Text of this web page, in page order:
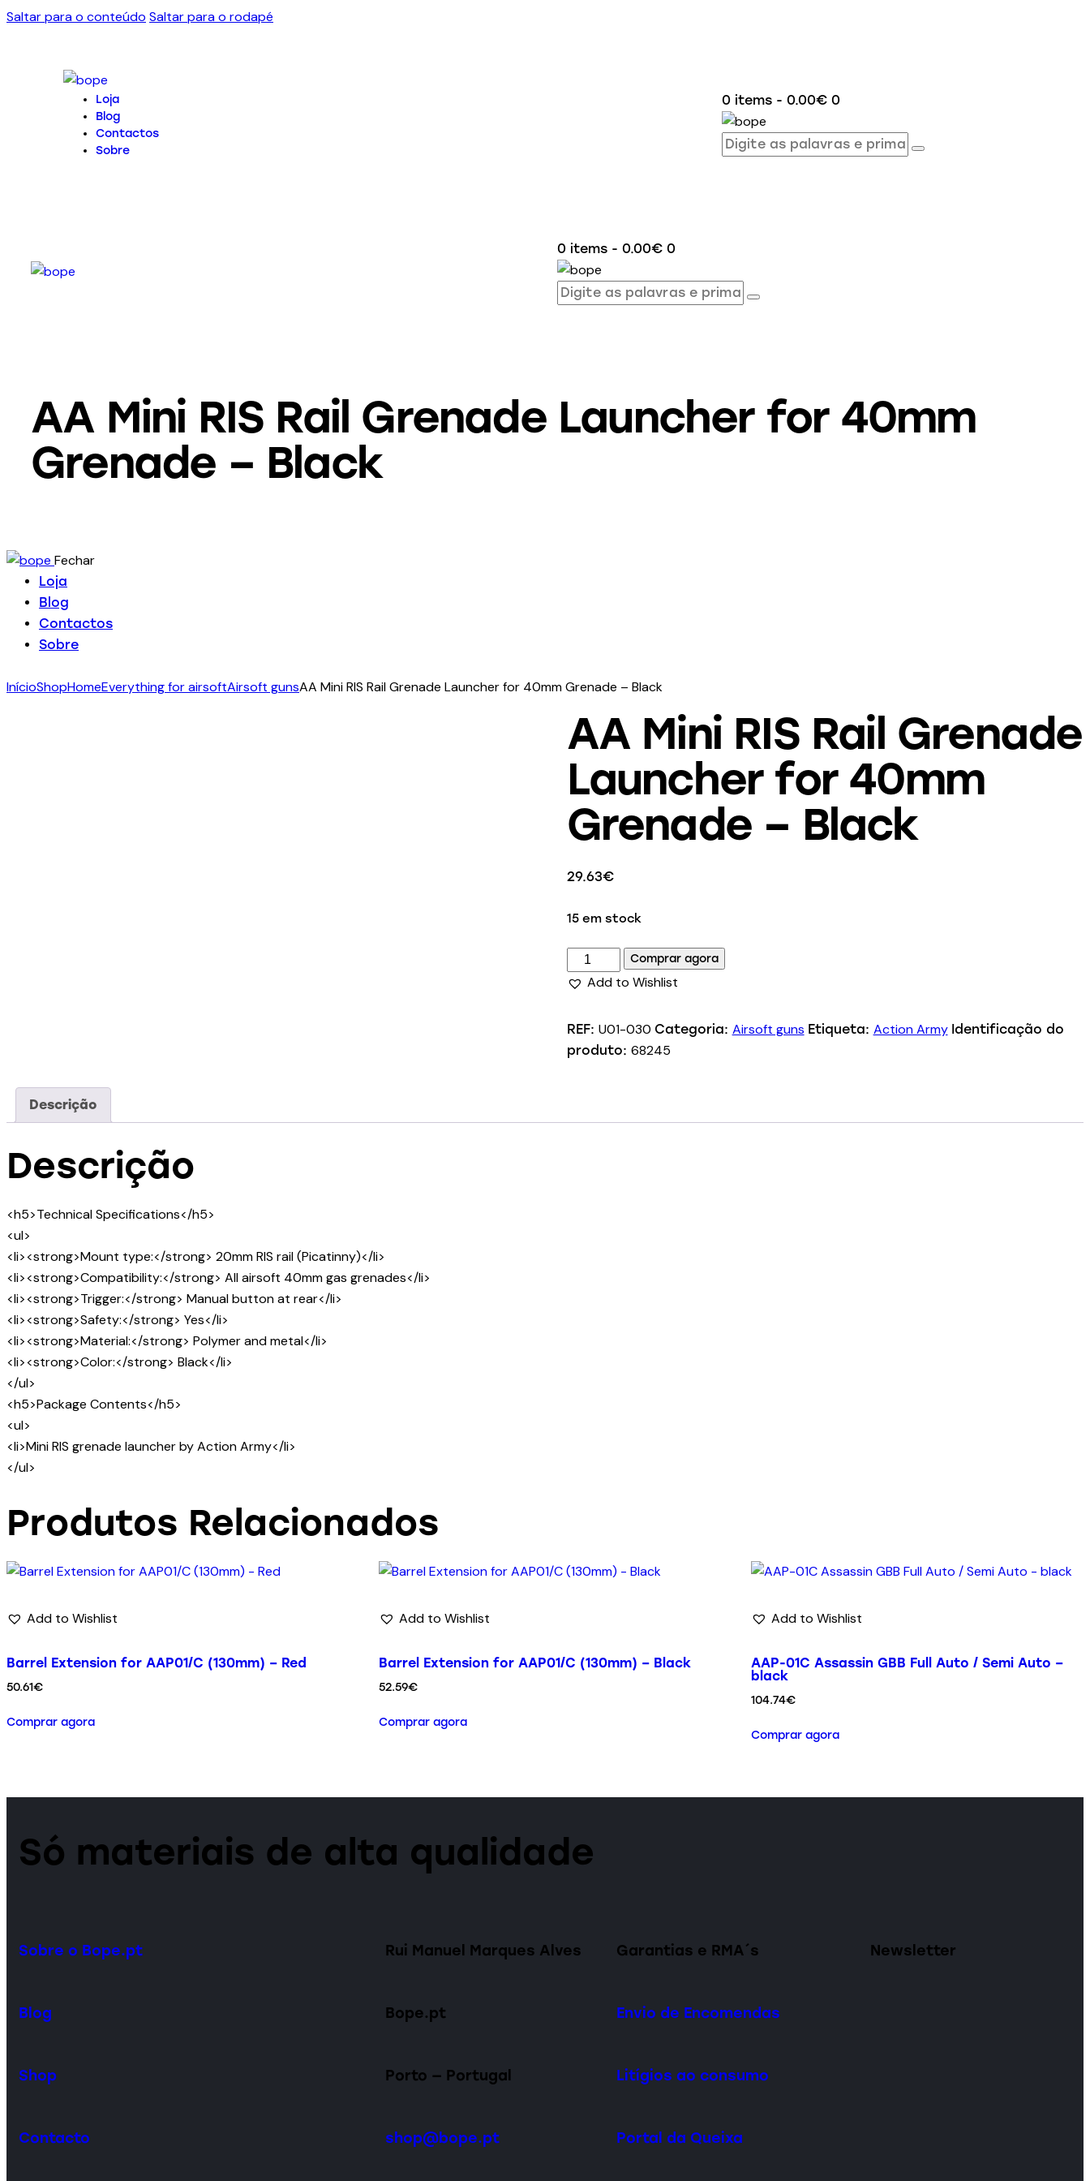
Saltar para o conteúdo Saltar para o rodapé
Loja
Blog
Contactos
Sobre
0 items - 0.00€ 0
0 items - 0.00€ 0
AA Mini RIS Rail Grenade Launcher for 40mm
Grenade – Black
Fechar
Loja
Blog
Contactos
Sobre
InícioShopHomeEverything for airsoftAirsoft gunsAA Mini RIS Rail Grenade Launcher for 40mm Grenade – Black
AA Mini RIS Rail Grenade
Launcher for 40mm
Grenade – Black
29.63€
15 em stock
Comprar agora
Add to Wishlist
REF: U01-030 Categoria: Airsoft guns Etiqueta: Action Army Identificação do
produto: 68245
Descrição
Descrição
<h5>Technical Specifications</h5>
<ul>
<li><strong>Mount type:</strong> 20mm RIS rail (Picatinny)</li>
<li><strong>Compatibility:</strong> All airsoft 40mm gas grenades</li>
<li><strong>Trigger:</strong> Manual button at rear</li>
<li><strong>Safety:</strong> Yes</li>
<li><strong>Material:</strong> Polymer and metal</li>
<li><strong>Color:</strong> Black</li>
</ul>
<h5>Package Contents</h5>
<ul>
<li>Mini RIS grenade launcher by Action Army</li>
</ul>
Produtos Relacionados
Add to Wishlist
Barrel Extension for AAP01/C (130mm) – Red
50.61€
Comprar agora
Add to Wishlist
Barrel Extension for AAP01/C (130mm) – Black
52.59€
Comprar agora
Add to Wishlist
AAP-01C Assassin GBB Full Auto / Semi Auto –
black
104.74€
Comprar agora
Só materiais de alta qualidade
Sobre o Bope.pt
Blog
Shop
Contacto
Rui Manuel Marques Alves
Bope.pt
Porto — Portugal
shop@bope.pt
Garantias e RMA´s
Envio de Encomendas
Litígios ao consumo
Portal da Queixa
Newsletter